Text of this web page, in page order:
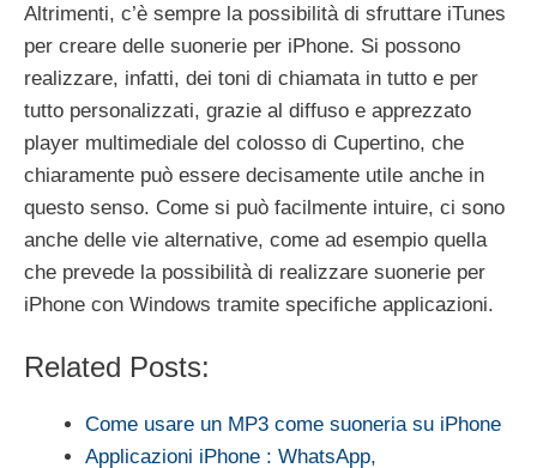
Altrimenti, c’è sempre la possibilità di sfruttare iTunes
per creare delle suonerie per iPhone. Si possono
realizzare, infatti, dei toni di chiamata in tutto e per
tutto personalizzati, grazie al diffuso e apprezzato
player multimediale del colosso di Cupertino, che
chiaramente può essere decisamente utile anche in
questo senso. Come si può facilmente intuire, ci sono
anche delle vie alternative, come ad esempio quella
che prevede la possibilità di realizzare suonerie per
iPhone con Windows tramite specifiche applicazioni.
Related Posts:
Come usare un MP3 come suoneria su iPhone
Applicazioni iPhone : WhatsApp,